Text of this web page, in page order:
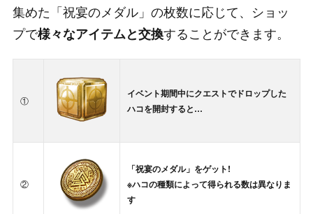
集めた「祝宴のメダル」の枚数に応じて、ショッ
プで様々なアイテムと交換することができます。
①
イベント期間中にクエストでドロップした
ハコを開封すると…
②
「祝宴のメダル」をゲット!
※ハコの種類によって得られる数は異なりま
す